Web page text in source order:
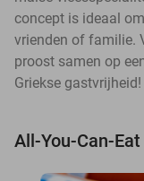
concept is ideaal
vrienden of familie.
proost samen op
Griekse gastvrijheid!
All-You-Can-